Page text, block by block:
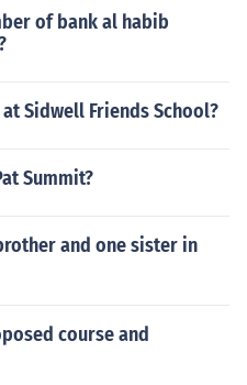
of bank al habib
Sidwell Friends School?
Summit?
and one sister in
course and